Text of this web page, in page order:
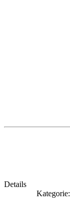
Details
Kategorie: